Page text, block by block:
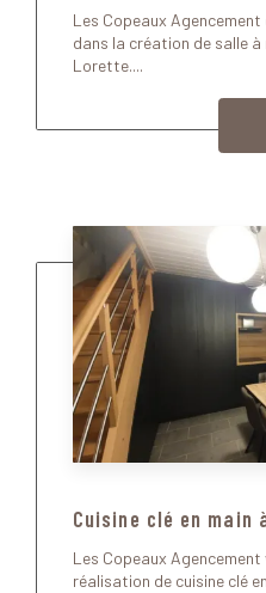
Les Copeaux
dans la création de salle à
Lorette....
Cuisine clé en main
Les Copeaux
réalisation de cuisine clé